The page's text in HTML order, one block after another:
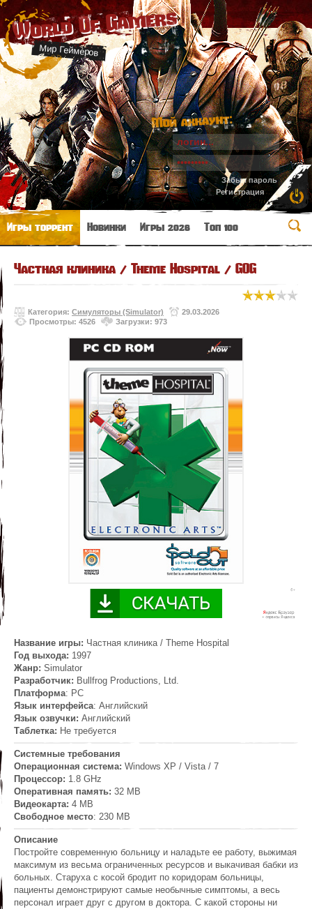
World Of Gamers
Мир Геймеров
Мой аккаунт:
Забыл пароль
Регистрация
Игры торрент Новинки Игры 2026 Топ 100
Частная клиника / Theme Hospital / GOG
Категория: Симуляторы (Simulator)
29.03.2026
Просмотры: 4526
Загрузки: 973
Название игры: Частная клиника / Theme Hospital
Год выхода: 1997
Жанр: Simulator
Разработчик: Bullfrog Productions, Ltd.
Платформа: PC
Язык интерфейса: Английский
Язык озвучки: Английский
Таблетка: Не требуется
Системные требования
Операционная система: Windows XP / Vista / 7
Процессор: 1.8 GHz
Оперативная память: 32 MB
Видеокарта: 4 MB
Свободное место: 230 MB
Описание
Постройте современную больницу и наладьте ее работу, выжимая
максимум из весьма ограниченных ресурсов и выкачивая бабки из
больных. Старуха с косой бродит по коридорам больницы,
пациенты демонстрируют самые необычные симптомы, а весь
персонал играет друг с другом в доктора. С какой стороны ни